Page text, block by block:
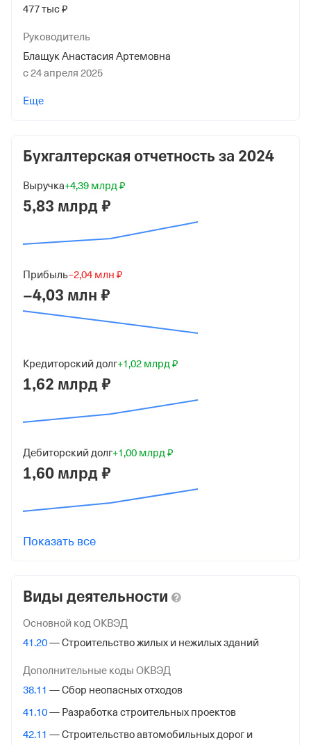
477 тыс ₽
Руководитель
Блащук Анастасия Артемовна
с 24 апреля 2025
Нурманбетов Назим Алыпкашевич
Форма
Дата регистрации
Краткое название
Юридический адрес
117105, г Москва, Варшавское шоссе, д 5
9701207867
ОГРН
от 1 июня 2022
КПП
772601001
Регистрация ФНС
Дата регистрации
Межрайонная Инспекция Федеральной Налоговой
Службы № 46 по гор. Москве
Адрес налоговой
125373, гор. Москва, Походный Проезд, Домовладение
Внебюджетные фонды
Еще
Бухгалтерская отчетность за 2024
Выручка+4,39 млрд ₽
5,83 млрд ₽
Прибыль−2,04 млн ₽
−4,03 млн ₽
Кредиторский долг+1,02 млрд ₽
1,62 млрд ₽
Дебиторский долг+1,00 млрд ₽
1,60 млрд ₽
Показать все
Виды деятельности
Основной код ОКВЭД
41.20— Строительство жилых и нежилых зданий
Дополнительные коды ОКВЭД
38.11 — Сбор неопасных отходов
41.10— Разработка строительных проектов
42.11 — Строительство автомобильных дорог и